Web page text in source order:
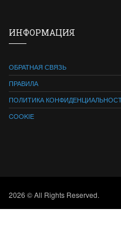
ИНФОРМАЦИЯ
ОБРАТНАЯ СВЯЗЬ
ПРАВИЛА
ПОЛИТИКА
COOKIE
2026 © All Rights Reserved.